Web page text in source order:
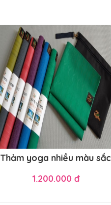
Thảm yoga nhiều màu sắc
1.200.000 đ